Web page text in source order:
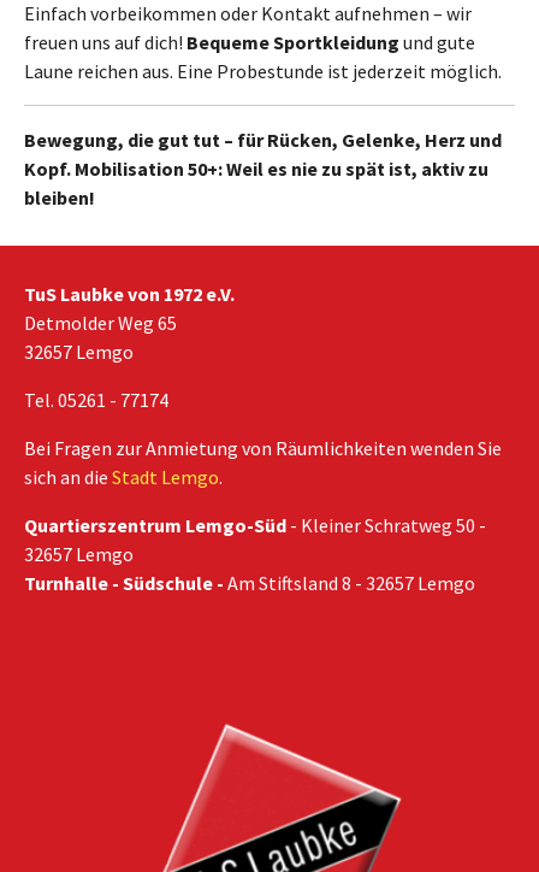
Einfach vorbeikommen oder Kontakt aufnehmen – wir
freuen uns auf dich! Bequeme Sportkleidung und gute
Laune reichen aus. Eine Probestunde ist jederzeit möglich.
Bewegung, die gut tut – für Rücken, Gelenke, Herz und
Kopf. Mobilisation 50+: Weil es nie zu spät ist, aktiv zu
bleiben!
TuS Laubke von 1972 e.V.
Detmolder Weg 65
32657 Lemgo
Tel. 05261 - 77174
Bei Fragen zur Anmietung von Räumlichkeiten wenden Sie
sich an die Stadt Lemgo.
Quartierszentrum Lemgo-Süd - Kleiner Schratweg 50 -
32657 Lemgo
Turnhalle - Südschule - Am Stiftsland 8 - 32657 Lemgo